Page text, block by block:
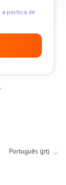
a política de
Português (pt)